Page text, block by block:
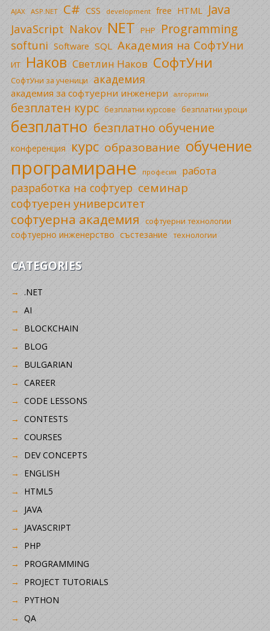
AJAX ASP.NET C# CSS development free HTML Java
JavaScript Nakov NET PHP Programming
softuni Software SQL Академия на СофтУни
ИТ Наков Светлин Наков СофтУни
СофтУни за ученици академия
академия за софтуерни инженери алгоритми
безплатен курс безплатни курсове безплатни уроци
безплатно безплатно обучение
конференция курс образование обучение
програмиране професия работа
разработка на софтуер семинар
софтуерен университет
софтуерна академия софтуерни технологии
софтуерно инженерство състезание технологии
CATEGORIES
.NET
AI
BLOCKCHAIN
BLOG
BULGARIAN
CAREER
CODE LESSONS
CONTESTS
COURSES
DEV CONCEPTS
ENGLISH
HTML5
JAVA
JAVASCRIPT
PHP
PROGRAMMING
PROJECT TUTORIALS
PYTHON
QA